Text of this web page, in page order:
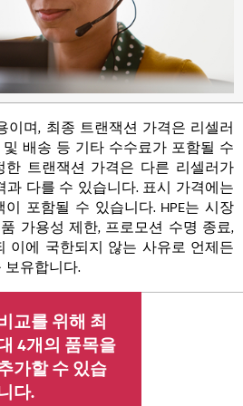
이며, 최종 트랜잭션 가격은 리셀러
및 배송 등 기타 수수료가 포함될 수
한 트랜잭션 가격은 다른 리셀러가
과 다를 수 있습니다. 표시 가격에는
포함될 수 있습니다. HPE는 시장
가용성 제한, 프로모션 수명 종료,
이에 국한되지 않는 사유로 언제든
보유합니다.
교를 위해 최
4개의 품목을
가할 수 있습
다.